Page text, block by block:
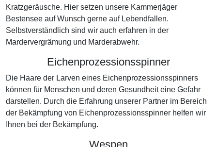
Kratzgeräusche. Hier setzen unsere Kammerjäger
Bestensee auf Wunsch gerne auf Lebendfallen.
Selbstverständlich sind wir auch erfahren in der
Mardervergrämung und Marderabwehr.
Eichenprozessionsspinner
Die Haare der Larven eines Eichenprozessionsspinners
können für Menschen und deren Gesundheit eine Gefahr
darstellen. Durch die Erfahrung unserer Partner im Bereich
der Bekämpfung von Eichenprozessionsspinner helfen wir
Ihnen bei der Bekämpfung.
Wespen